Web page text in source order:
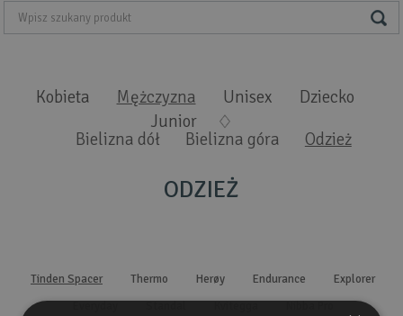
Kobieta
Mężczyzna
Bielizna dół
Bielizna góra Odzież
Unisex
Dziecko
Junior
Tinden Spacer Thermo Herøy Endurance
Explorer
ODZIEŻ